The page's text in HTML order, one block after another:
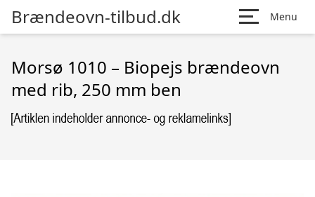
Brændeovn-tilbud.dk Menu
Morsø 1010 – Biopejs brændeovn
med rib, 250 mm ben